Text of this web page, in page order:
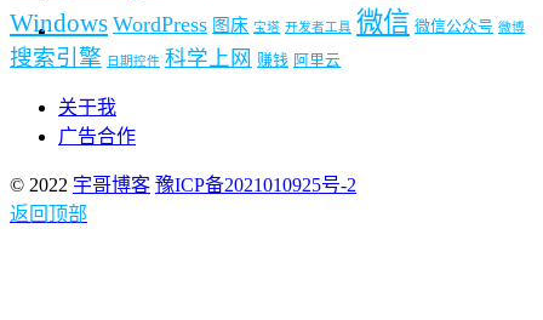
Windows WordPress 图床 宝塔 开发者工具 微信 微信公众号 微博
搜索引擎 日期控件 科学上网 赚钱 阿里云
关于我
广告合作
© 2022 宇哥博客 豫ICP备2021010925号-2
返回顶部